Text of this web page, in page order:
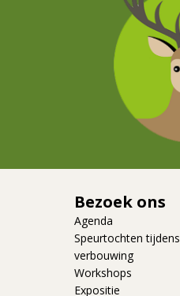
Bezoek ons
Agenda
Speurtochten tijdens
verbouwing
Workshops
Expositie